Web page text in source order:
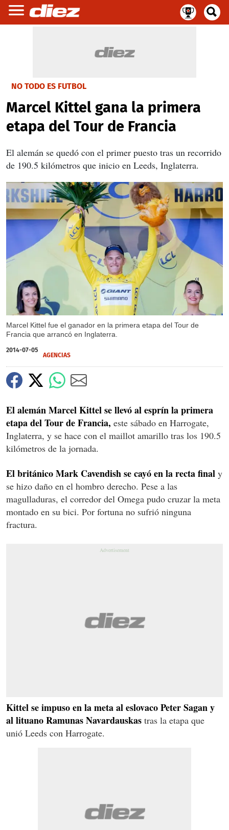
NO TODO ES FUTBOL
Marcel Kittel gana la primera
etapa del Tour de Francia
El alemán se quedó con el primer puesto tras un recorrido
de 190.5 kilómetros que inicio en Leeds, Inglaterra.
Marcel Kittel fue el ganador en la primera etapa del Tour de
Francia que arrancó en Inglaterra.
X
2014-07-05
AGENCIAS
El alemán Marcel Kittel se llevó al esprín la primera
etapa del Tour de Francia, este sábado en Harrogate,
Inglaterra, y se hace con el maillot amarillo tras los 190.5
kilómetros de la jornada.
El británico Mark Cavendish se cayó en la recta final y
se hizo daño en el hombro derecho. Pese a las
magulladuras, el corredor del Omega pudo cruzar la meta
montado en su bici. Por fortuna no sufrió ninguna
fractura.
Kittel se impuso en la meta al eslovaco Peter Sagan y
al lituano Ramunas Navardauskas tras la etapa que
unió Leeds con Harrogate.